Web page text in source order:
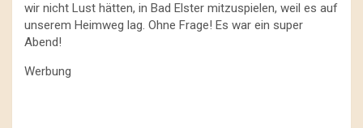
wir nicht Lust hätten, in Bad Elster mitzuspielen, weil es auf
unserem Heimweg lag. Ohne Frage! Es war ein super
Abend!
Werbung